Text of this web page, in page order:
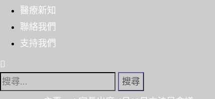
醫療新知
聯絡我們
支持我們
搜